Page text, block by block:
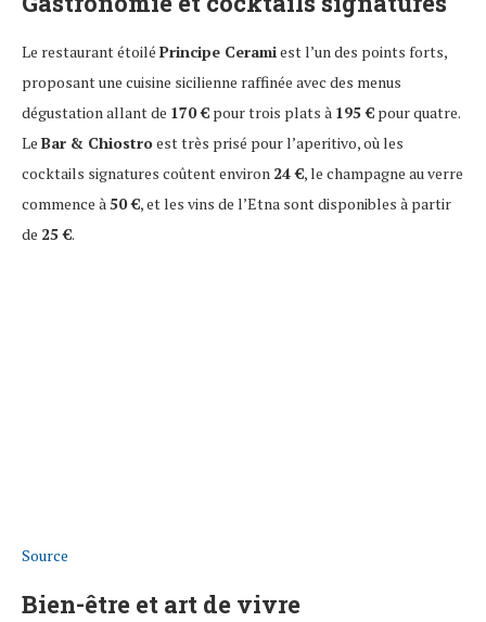
Le restaurant étoilé Principe Ceramiest l’un des points forts,
proposant une cuisine sicilienne raffinée avec des menus
dégustation allant de 170 € pour trois plats à 195 € pour quatre.
Le Bar & Chiostroest très prisé pour l’aperitivo, où les
cocktails signatures coûtent environ 24 €, le champagne au verre
commence à 50 €, et les vins de l’Etna sont disponibles à partir
de 25 €.
Source
Bien-être et art de vivre